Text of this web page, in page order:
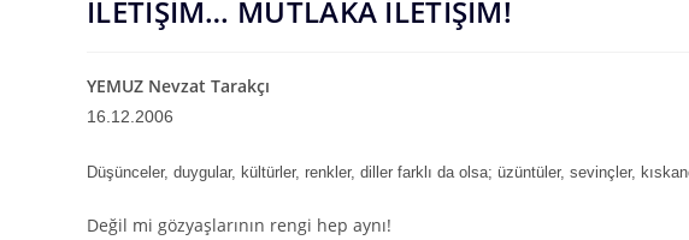
İLETİŞİM… MUTLAKA İLETİŞİM!
YEMUZ Nevzat Tarakçı
16.12.2006
Düşünceler, duygular, kültürler, renkler, diller farklı da olsa; üzüntüler, sevinçler,
Değil mi gözyaşlarının rengi hep aynı!